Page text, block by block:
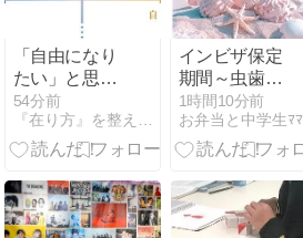
「自由になり
たい」と思っ
ている人ほ
ど、自由にな
れない構造
54分前
『在り方』を整え『現実』が変わる引き寄せ術
インビザ保定
期間～虫歯治
療
1時間10分前